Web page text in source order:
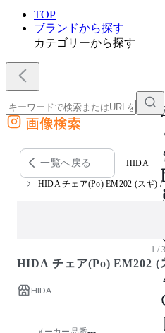
TOP
ブランドから探す
カテゴリーから探す
外部サイトの商品をカートに追加
他のサイトで見つけた商品ページのURLを貼り付
画像検索
一覧へ戻る HIDA
HIDA チェア(Po) EM202 (スギ) /
1 / 3
HIDA チェア(Po) EM202 (
HIDA